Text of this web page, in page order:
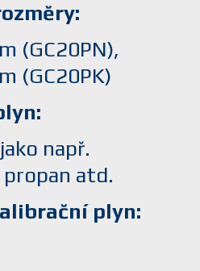
(GC20PN),
(GC20PK)
např.
atd.
plyn